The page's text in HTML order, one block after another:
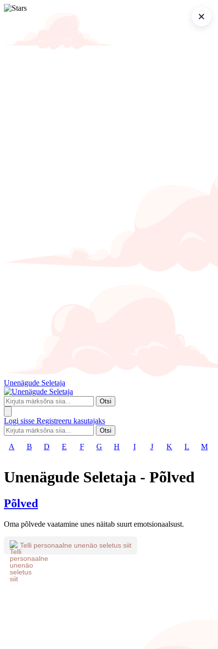
Unenägude Seletaja
Otsi
Logi sisse Registreeru kasutajaks
Otsi
A B D E F G H I J K L M
Unenägude Seletaja - Põlved
Põlved
Oma põlvede vaatamine unes näitab suurt emotsionaalsust.
Telli personaalne unenäo seletus siit